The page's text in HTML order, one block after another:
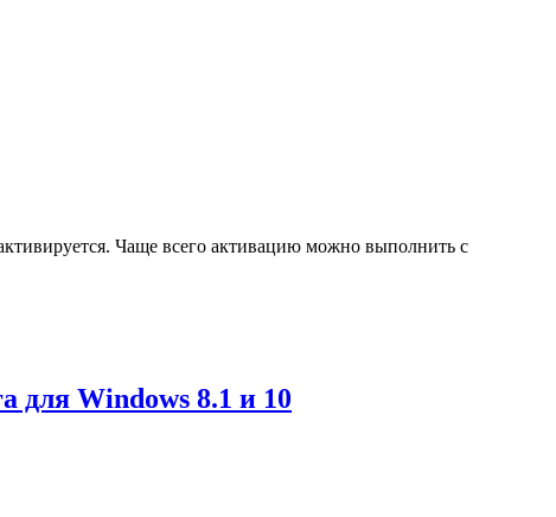
Чаще всего активацию можно выполнить с
для Windows 8.1 и 10